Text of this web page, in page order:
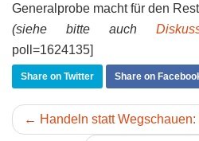
Generalprobe macht für den
(siehe bitte auch
poll=1624135]
Share on Twitter Share on
← Handeln statt Wegschauen: